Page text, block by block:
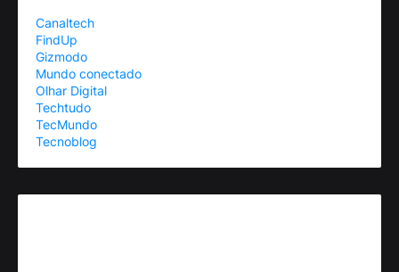
Canaltech
FindUp
Gizmodo
Mundo conectado
Olhar Digital
Techtudo
TecMundo
Tecnoblog